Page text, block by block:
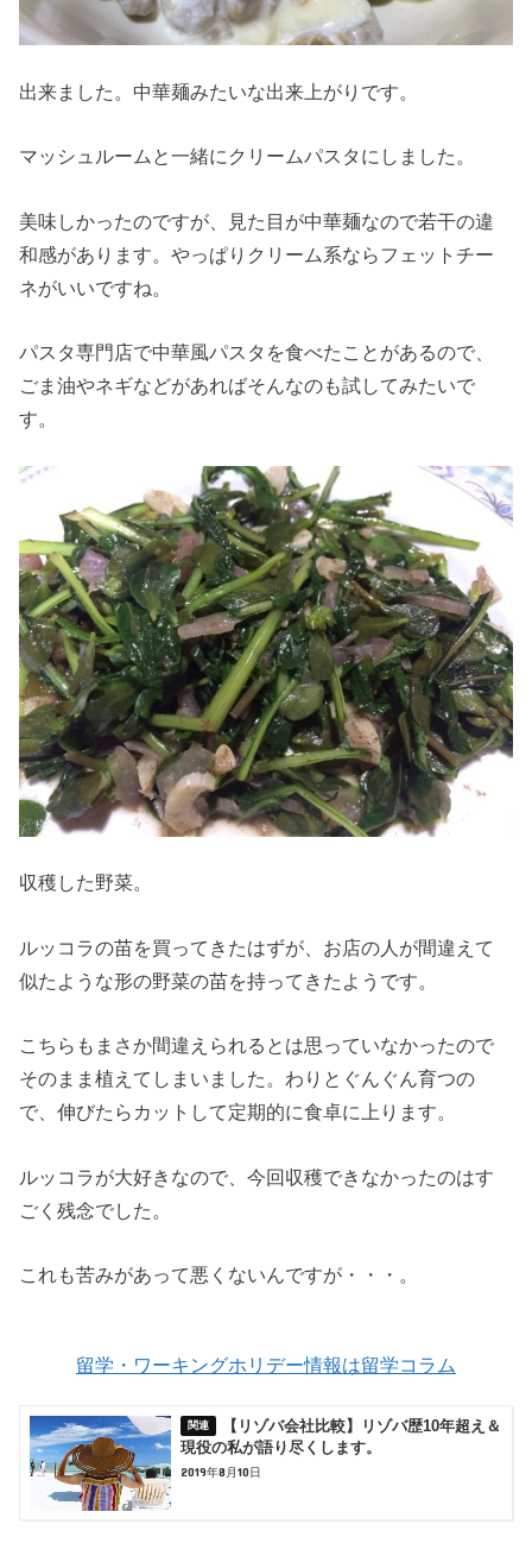
出来ました。中華麺みたいな出来上がりです。
マッシュルームと一緒にクリームパスタにしました。
美味しかったのですが、見た目が中華麺なので若干の違
和感があります。やっぱりクリーム系ならフェットチー
ネがいいですね。
パスタ専門店で中華風パスタを食べたことがあるので、
ごま油やネギなどがあればそんなのも試してみたいで
す。
収穫した野菜。
ルッコラの苗を買ってきたはずが、お店の人が間違えて
似たような形の野菜の苗を持ってきたようです。
こちらもまさか間違えられるとは思っていなかったので
そのまま植えてしまいました。わりとぐんぐん育つの
で、伸びたらカットして定期的に食卓に上ります。
ルッコラが大好きなので、今回収穫できなかったのはす
ごく残念でした。
これも苦みがあって悪くないんですが・・・。
留学・ワーキングホリデー情報は留学コラム
【リゾバ会社比較】リゾバ歴10年超え＆
現役の私が語り尽くします。
2019年8月10日